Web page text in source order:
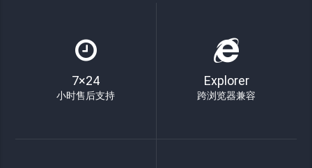
7×24
小时售后支持
Explorer
跨浏览器兼容